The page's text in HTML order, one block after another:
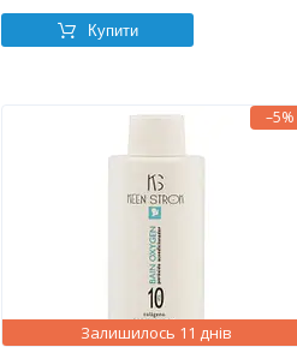
Купити
–5%
Залишилось 11 днів